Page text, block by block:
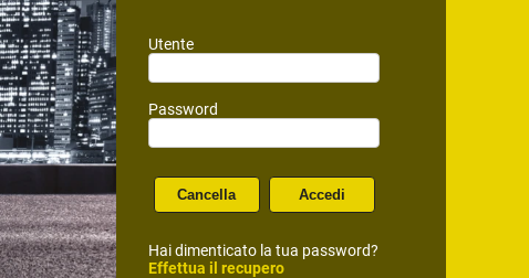
Utente
Password
Hai dimenticato la tua password?
Effettua il recupero